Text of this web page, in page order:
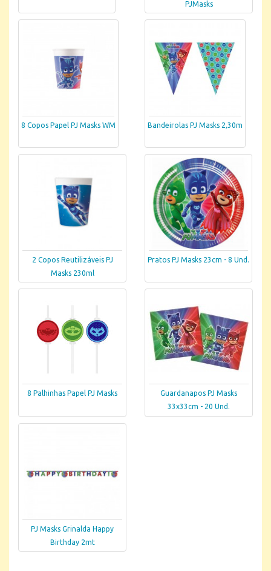
PJMasks
8 Copos Papel PJ Masks WM Bandeirolas PJ Masks 2,30m
2 Copos Reutilizáveis PJ
Masks 230ml
Pratos PJ Masks 23cm - 8 Und.
8 Palhinhas Papel PJ Masks
Guardanapos PJ Masks
33x33cm - 20 Und.
PJ Masks Grinalda Happy
Birthday 2mt